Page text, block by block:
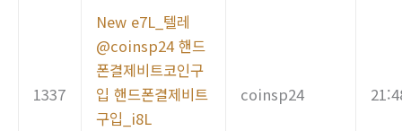
1337
New e7L_텔레
@coinsp24 핸드
폰결제비트코인구
입 핸드폰결제비트
구입_i8L
coinsp24